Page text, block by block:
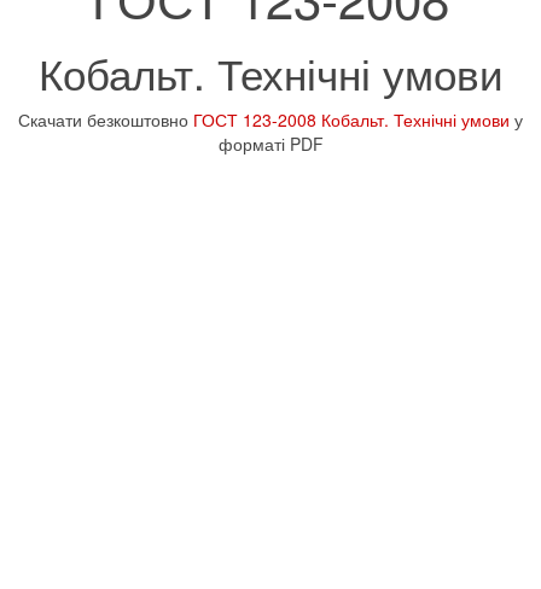
Кобальт. Технічні умови
Скачати безкоштовно ГОСТ 123-2008 Кобальт. Технічні умови у
форматі PDF